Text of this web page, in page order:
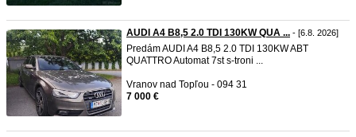
AUDI A4 B8,5 2.0 TDI 130KW QUA ... - [6.8. 2026]
Predám AUDI A4 B8,5 2.0 TDI 130KW ABT
QUATTRO Automat 7st s-troni ...
Vranov nad Topľou - 094 31
7 000 €